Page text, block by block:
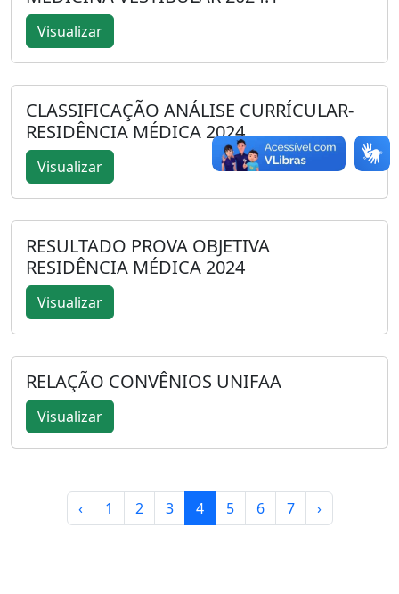
Visualizar
CLASSIFICAÇÃO ANÁLISE CURRÍCULAR-
RESIDÊNCIA MÉDICA 2024
Visualizar
RESULTADO PROVA OBJETIVA
RESIDÊNCIA MÉDICA 2024
Visualizar
RELAÇÃO CONVÊNIOS UNIFAA
Visualizar
‹ 1 2 3 4 5 6 7 ›